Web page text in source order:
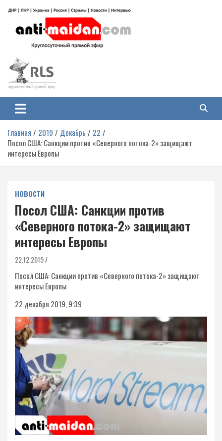
содержимому
Антимайдан: Гражданская война
на Украине
гражданской войне на Украине, включая события в Новороссии, ДНР,
ЛНР и других регионах.
Главная 2019 Декабрь
22
Посол США: Санкции против «Северного потока-2» защищают
интересы Европы
НОВОСТИ
Посол США: Санкции против
«Северного потока-2» защищают
интересы Европы
22.12.2019
Посол США: Санкции против «Северного потока-2» защищают
интересы Европы
22 декабря 2019, 9:39